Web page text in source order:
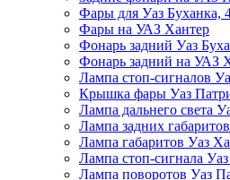
Фары для Уаз Буханка,
Фары на УАЗ Хантер
Фонарь задний Уаз
Фонарь задний на УАЗ
Лампа стоп-сигналов
Крышка фары Уаз
Лампа дальнего света
Лампа задних
Лампа габаритов Уаз
Лампа стоп-сигнала
Лампа поворотов Уаз